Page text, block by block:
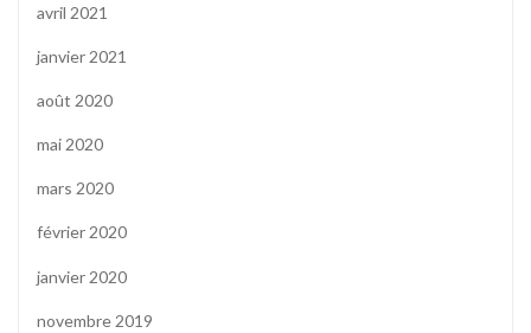
avril 2021
janvier 2021
août 2020
mai 2020
mars 2020
février 2020
janvier 2020
novembre 2019